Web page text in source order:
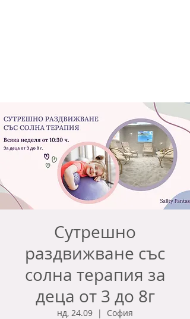
Сутрешно
раздвижване със
солна терапия за
деца от 3 до 8г
нд, 24.09
  |
София